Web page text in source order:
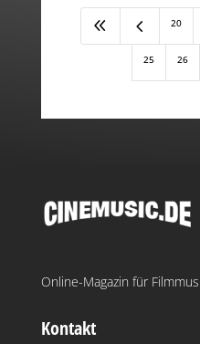
8 4 20
25 26
Online-Magazin für
Kontakt